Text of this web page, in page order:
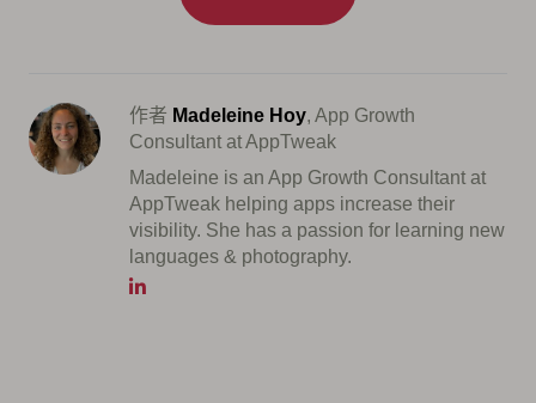
作者 Madeleine Hoy, App Growth
Consultant at AppTweak
Madeleine is an App Growth Consultant at
AppTweak helping apps increase their
visibility. She has a passion for learning new
languages & photography.